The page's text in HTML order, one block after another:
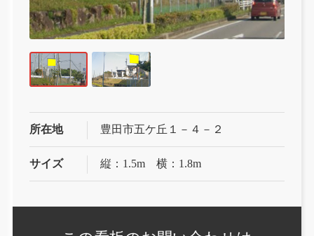
所在地 豊田市五ケ丘１－４－２
サイズ 縦：1.5m 横：1.8m